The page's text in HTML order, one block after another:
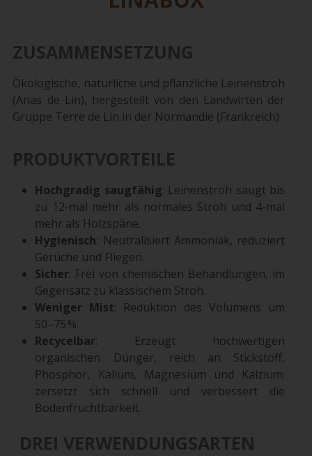
ZUSAMMENSETZUNG
Ökologische, natürliche und pflanzliche Leinenstroh
(Anas de Lin), hergestellt von den Landwirten der
Gruppe Terre de Lin in der Normandie (Frankreich).
PRODUKTVORTEILE
Hochgradig saugfähig: Leinenstroh saugt bis
zu 12-mal mehr als normales Stroh und 4-mal
mehr als Holzspäne.
Hygienisch: Neutralisiert Ammoniak, reduziert
Gerüche und Fliegen.
Sicher: Frei von chemischen Behandlungen, im
Gegensatz zu klassischem Stroh.
Weniger Mist: Reduktion des Volumens um
50–75 %.
Recycelbar: Erzeugt hochwertigen
organischen Dünger, reich an Stickstoff,
Phosphor, Kalium, Magnesium und Kalzium;
zersetzt sich schnell und verbessert die
Bodenfruchtbarkeit.
DREI VERWENDUNGSARTEN